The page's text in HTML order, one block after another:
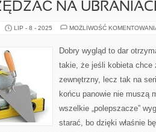
NA
LIP - 8 - 2025 MOŻLIWOŚĆ
Dobry wygląd to dar
takie, że jeśli kobieta chce
zewnętrzny, lecz tak na
końcu panowie nie muszą
wszelkie „polepszacze”
starać, bo dzięki właśnie